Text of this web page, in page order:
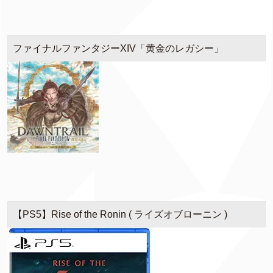
ファイナルファンタジーXIV「黄金のレガシー」
【PS5】Rise of the Ronin ( ライズオブローニン )